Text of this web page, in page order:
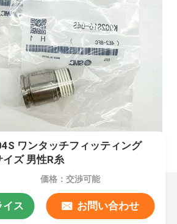
ワンタッチフィッティング
ズ 男性R糸
価格：交渉可能
イス お問い合わせ